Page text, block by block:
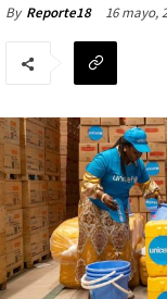
By Reporte18 16 mayo,